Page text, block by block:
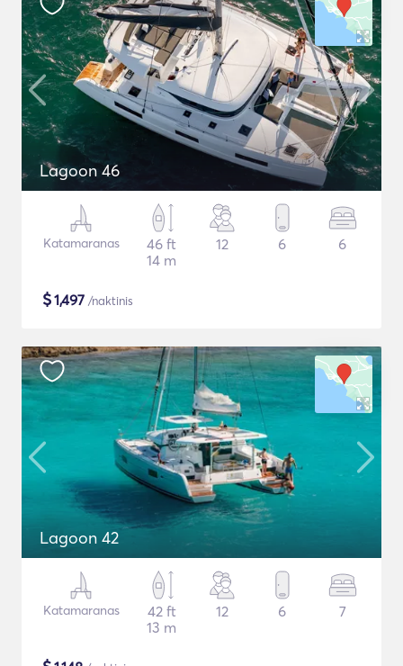
Lagoon 46
Katamaranas
46 ft
14 m
12 6 6
$1,497 /naktinis
Lagoon 42
Katamaranas
42 ft
13 m
12 6 7